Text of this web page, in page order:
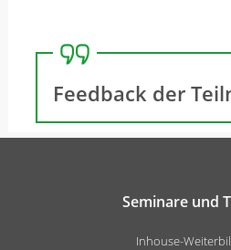
Feedback der
Seminare und
Inhouse-